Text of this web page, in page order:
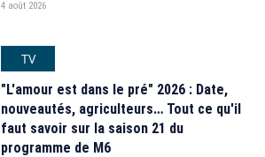
4 août 2026
TV
"L'amour est dans le pré" 2026 : Date,
nouveautés, agriculteurs… Tout ce qu'il
faut savoir sur la saison 21 du
programme de M6